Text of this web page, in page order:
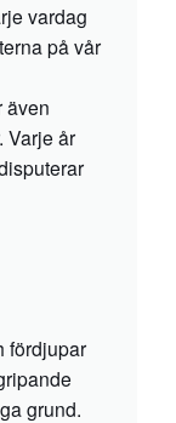
vardag
på vår
även
Varje år
fördjupar
grund.